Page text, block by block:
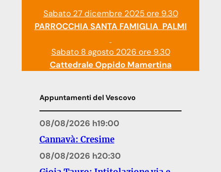
Sabato 27 dicembre 2025 ore 9.30
PARROCCHIA SANTA FAMIGLIA PALMI
Sabato 8 agosto 2026 ore 9.30
Cattedrale Oppido Mamertina
Appuntamenti del Vescovo
08/08/2026 h19:00
Cannavà: Cresime
08/08/2026 h20:30